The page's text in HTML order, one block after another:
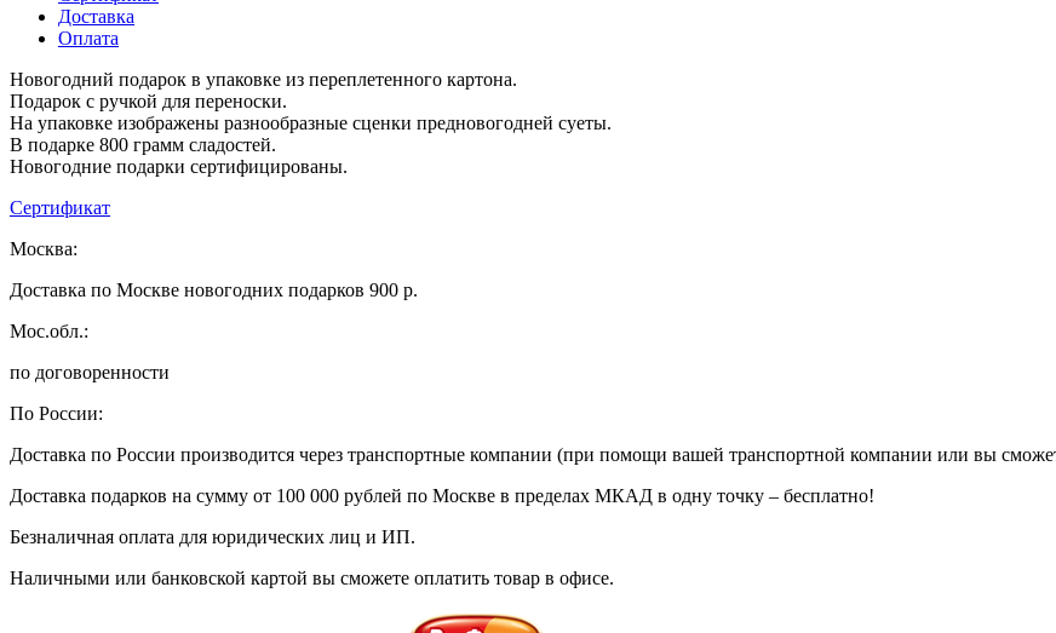
Доставка
Оплата
Новогодний подарок в упаковке из переплетенного картона.
Подарок с ручкой для переноски.
На упаковке изображены разнообразные сценки предновогодней суеты.
В подарке 800 грамм сладостей.
Новогодние подарки сертифицированы.
Сертификат
Москва:
Доставка по Москве новогодних подарков 900 р.
Мос.обл.:
по договоренности
По России:
Доставка по России производится через транспортные компании (при помощи вашей транспортной компании или вы
Доставка подарков на сумму от 100 000 рублей по Москве в пределах МКАД в одну точку – бесплатно!
Безналичная оплата для юридических лиц и ИП.
Наличными или банковской картой вы сможете оплатить товар в офисе.